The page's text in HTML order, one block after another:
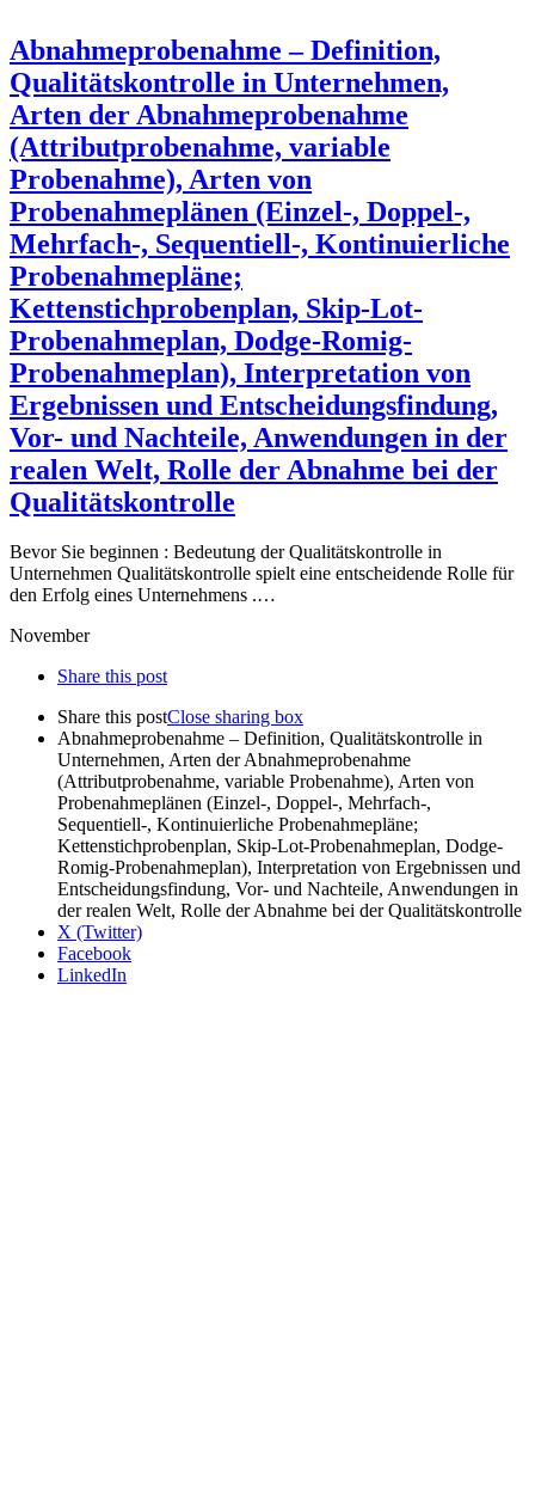
Abnahmeprobenahme – Definition,
Qualitätskontrolle in Unternehmen,
Arten der Abnahmeprobenahme
(Attributprobenahme, variable
Probenahme), Arten von
Probenahmeplänen (Einzel-, Doppel-,
Mehrfach-, Sequentiell-, Kontinuierliche
Probenahmepläne;
Kettenstichprobenplan, Skip-Lot-
Probenahmeplan, Dodge-Romig-
Probenahmeplan), Interpretation von
Ergebnissen und Entscheidungsfindung,
Vor- und Nachteile, Anwendungen in der
realen Welt, Rolle der Abnahme bei der
Qualitätskontrolle
Bevor Sie beginnen : Bedeutung der Qualitätskontrolle in
Unternehmen Qualitätskontrolle spielt eine entscheidende Rolle für
den Erfolg eines Unternehmens .…
November
Share this post
Share this postClose sharing box
Abnahmeprobenahme – Definition, Qualitätskontrolle in
Unternehmen, Arten der Abnahmeprobenahme
(Attributprobenahme, variable Probenahme), Arten von
Probenahmeplänen (Einzel-, Doppel-, Mehrfach-,
Sequentiell-, Kontinuierliche Probenahmepläne;
Kettenstichprobenplan, Skip-Lot-Probenahmeplan, Dodge-
Romig-Probenahmeplan), Interpretation von Ergebnissen und
Entscheidungsfindung, Vor- und Nachteile, Anwendungen in
der realen Welt, Rolle der Abnahme bei der Qualitätskontrolle
X (Twitter)
Facebook
LinkedIn